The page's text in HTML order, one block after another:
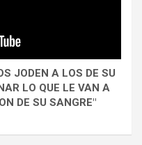
JODEN A LOS DE SU
LO QUE LE VAN A
DE SU SANGRE"